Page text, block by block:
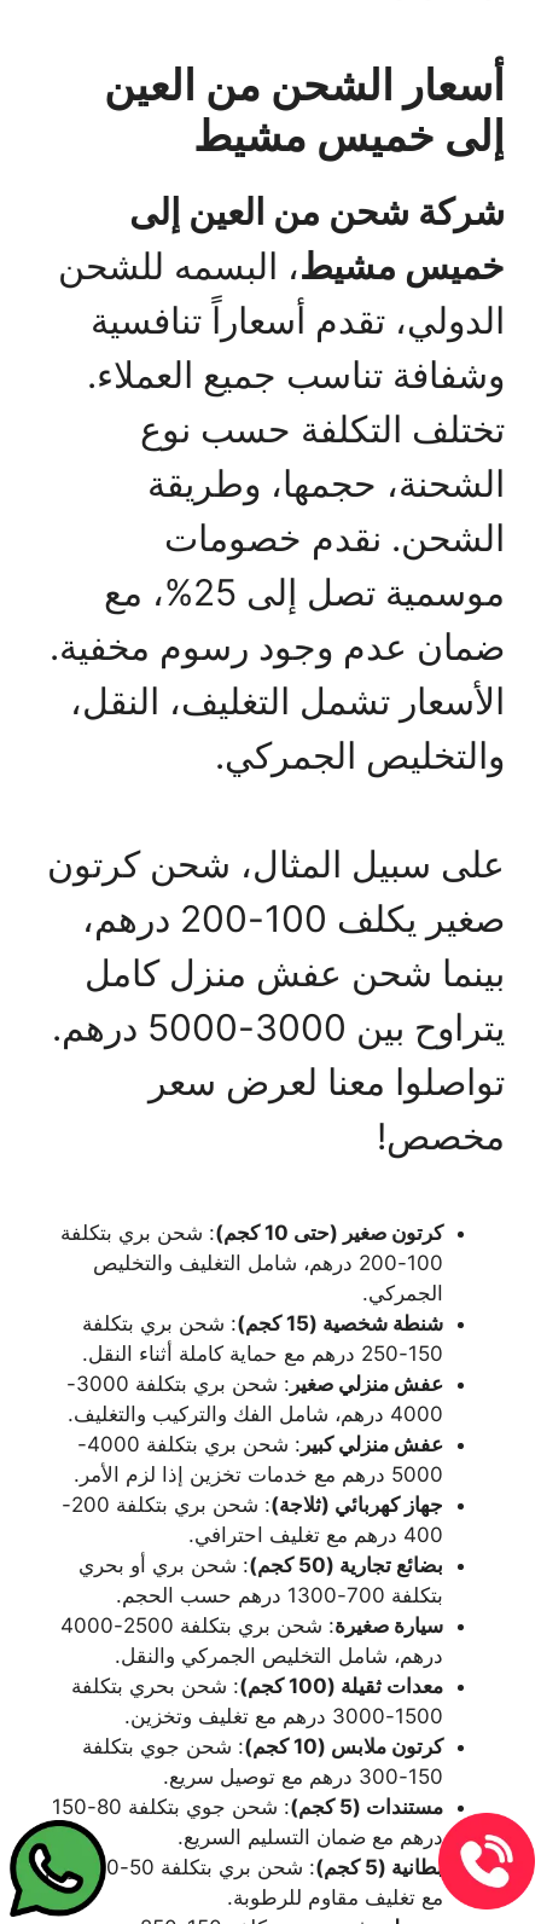
أسعار الشحن من العين
إلى خميس مشيط
شركة شحن من العين إلى
خميس مشيط، البسمه للشحن
الدولي، تقدم أسعاراً تنافسية
وشفافة تناسب جميع العملاء.
تختلف التكلفة حسب نوع
الشحنة، حجمها، وطريقة
الشحن. نقدم خصومات
موسمية تصل إلى 25%، مع
ضمان عدم وجود رسوم مخفية.
الأسعار تشمل التغليف، النقل،
والتخليص الجمركي.
على سبيل المثال، شحن كرتون
صغير يكلف 100-200 درهم،
بينما شحن عفش منزل كامل
يتراوح بين 3000-5000 درهم.
تواصلوا معنا لعرض سعر
مخصص!
كرتون صغير (حتى 10 كجم)
: شحن بري بتكلفة
100-200 درهم، شامل التغليف والتخليص
الجمركي.
شنطة شخصية (15 كجم)
: شحن بري بتكلفة
150-250 درهم مع حماية كاملة أثناء النقل.
عفش منزلي صغير
: شحن بري بتكلفة 3000-
4000 درهم، شامل الفك والتركيب والتغليف.
عفش منزلي كبير
: شحن بري بتكلفة 4000-
5000 درهم مع خدمات تخزين إذا لزم الأمر.
جهاز كهربائي (ثلاجة)
: شحن بري بتكلفة 200-
400 درهم مع تغليف احترافي.
بضائع تجارية (50 كجم)
: شحن بري أو بحري
بتكلفة 700-1300 درهم حسب الحجم.
سيارة صغيرة
: شحن بري بتكلفة 2500-4000
درهم، شامل التخليص الجمركي والنقل.
معدات ثقيلة (100 كجم)
: شحن بحري بتكلفة
1500-3000 درهم مع تغليف وتخزين.
كرتون ملابس (10 كجم)
: شحن جوي بتكلفة
150-300 درهم مع توصيل سريع.
مستندات (5 كجم)
: شحن جوي بتكلفة 80-150
درهم مع ضمان التسليم السريع.
بطانية (5 كجم)
: شحن بري بتكلفة 50-70 درهم
مع تغليف مقاوم للرطوبة.